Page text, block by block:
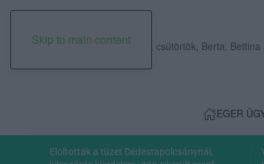
Skip to main content
2026. augusztus 06., csütörtök, Berta, Bettina
EGER
Eloltották a tüzet Dédestapolcsánynál,